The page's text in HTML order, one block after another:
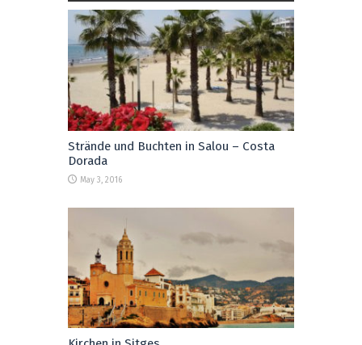
Strände und Buchten in Salou – Costa
Dorada
May 3, 2016